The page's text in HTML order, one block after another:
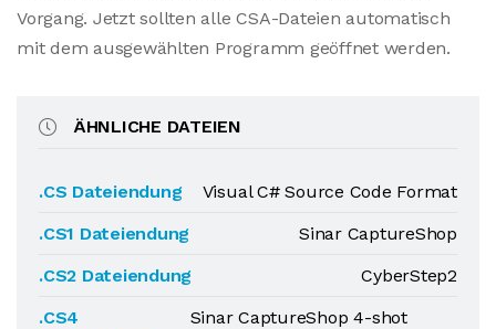
Vorgang. Jetzt sollten alle CSA-Dateien automatisch
mit dem ausgewählten Programm geöffnet werden.
ÄHNLICHE DATEIEN
.CS Dateiendung
Visual C# Source Code Format
.CS1 Dateiendung
Sinar CaptureShop
.CS2 Dateiendung
CyberStep2
.CS4
Sinar CaptureShop 4-shot